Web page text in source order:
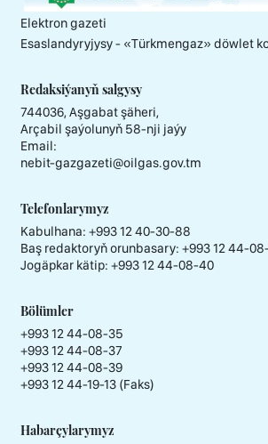
Elektron gazeti
Esaslandyryjysy - «Тürkmengaz» döwlet
Redaksiýanyň salgysy
744036, Aşgabat şäheri,
Arçabil şaýolunyň 58-nji jaýy
Email:
nebit-gazgazeti@oilgas.gov.tm
Telefonlarymyz
Kabulhana: +993 12 40-30-88
Baş redaktoryň orunbasary: +993 12 44-
Jogäpkar kätip: +993 12 44-08-40
Bölümler
+993 12 44-08-35
+993 12 44-08-37
+993 12 44-08-39
+993 12 44-19-13 (Faks)
Habarçylarymyz